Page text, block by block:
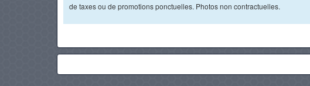
de taxes ou de promotions ponctuelles. Photos non contractuelles.